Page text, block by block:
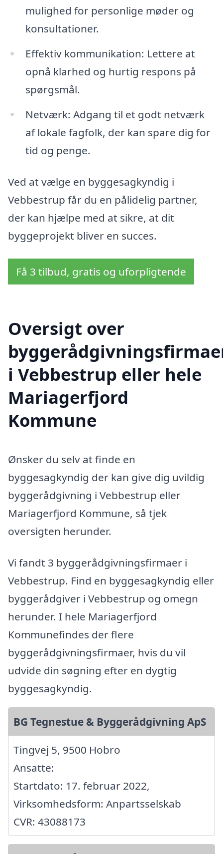
mulighed for personlige møder og
konsultationer.
Effektiv kommunikation: Lettere at
opnå klarhed og hurtig respons på
spørgsmål.
Netværk: Adgang til et godt netværk
af lokale fagfolk, der kan spare dig for
tid og penge.
Ved at vælge en byggesagkyndig i
Vebbestrup får du en pålidelig partner,
der kan hjælpe med at sikre, at dit
byggeprojekt bliver en succes.
Få 3 tilbud, gratis og uforpligtende
Oversigt over
i Vebbestrup eller hele
Mariagerfjord
Kommune
Ønsker du selv at finde en
byggesagkyndig der kan give dig uvildig
byggerådgivning i Vebbestrup eller
Mariagerfjord Kommune, så tjek
oversigten herunder.
Vi fandt 3 byggerådgivningsfirmaer i
Vebbestrup. Find en byggesagkyndig eller
byggerådgiver i Vebbestrup og omegn
herunder. I hele Mariagerfjord
Kommunefindes der flere
byggerådgivningsfirmaer, hvis du vil
udvide din søgning efter en dygtig
byggesagkyndig.
BG Tegnestue & Byggerådgivning ApS
Tingvej 5, 9500 Hobro
Ansatte:
Startdato: 17. februar 2022,
Virksomhedsform: Anpartsselskab
CVR: 43088173